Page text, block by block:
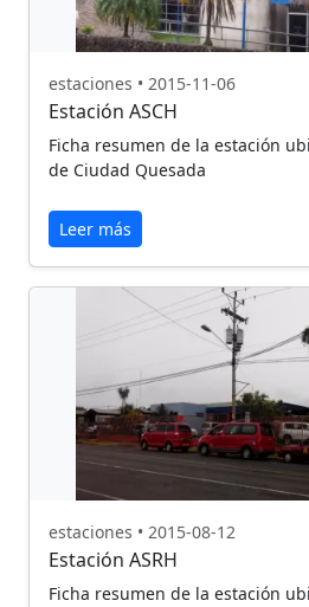
estaciones • 2015-11-06
Estación ASCH
Ficha resumen de la estación
de Ciudad Quesada
Leer más
estaciones • 2015-08-12
Estación ASRH
Ficha resumen de la estación